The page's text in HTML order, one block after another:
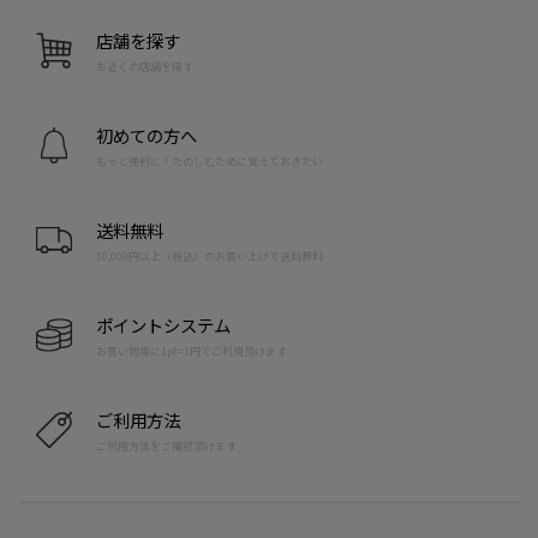
店舗を探す
お近くの店舗を探す
初めての方へ
もっと便利に！たのしむために覚えておきたい
送料無料
10,000円以上（税込）のお買い上げで送料無料
ポイントシステム
お買い物毎に1pt=1円でご利用頂けます
ご利用方法
ご利用方法をご確認頂けます